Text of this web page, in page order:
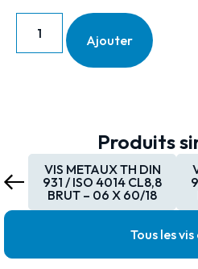
Ajouter
Produits
VIS METAUX TH DIN
931 / ISO 4014 CL8,8
BRUT – 06 X 60/18
Tous les